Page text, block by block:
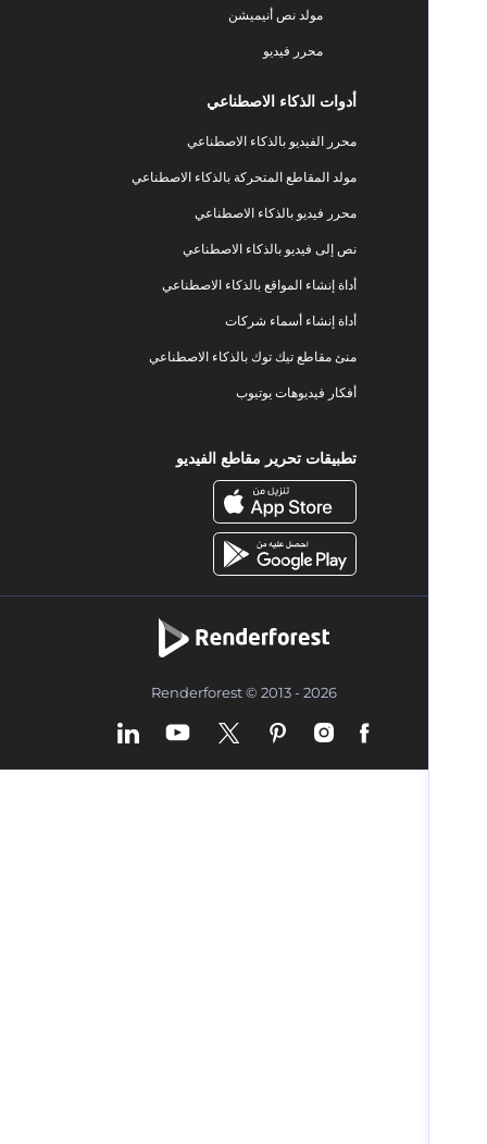
مولد نص أنيميشن
محرر فيديو
أدوات الذكاء الاصطناعي
محرر الفيديو بالذكاء الاصطناعي
مولد المقاطع المتحركة بالذكاء الاصطناعي
محرر فيديو بالذكاء الاصطناعي
نص إلى فيديو بالذكاء الاصطناعي
أداة إنشاء المواقع بالذكاء الاصطناعي
أداة إنشاء أسماء شركات
منئ مقاطع تيك توك بالذكاء الاصطناعي
أفكار فيديوهات يوتيوب
تطبيقات تحرير مقاطع الفيديو
Renderforest © 2013 - 2026